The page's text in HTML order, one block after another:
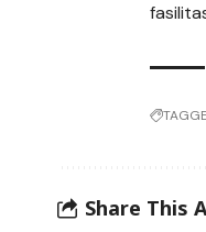
Share This